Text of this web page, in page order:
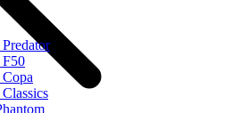
F50